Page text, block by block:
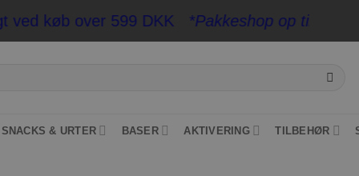
over 599 DKK*Pakkeshop op til 20 kg* -
SNACKS & URTER BASER AKTIVERING TILBEHØR